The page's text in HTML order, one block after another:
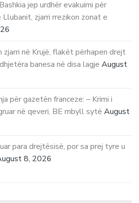
jep urdhër evakuimi për
zjarri rrezikon zonat e
në Krujë, flakët përhapen drejt
banesa në disa lagje August
për gazetën franceze: – Krimi i
në qeveri, BE mbyll sytë August
para drejtësisë, por sa prej tyre u
8, 2026